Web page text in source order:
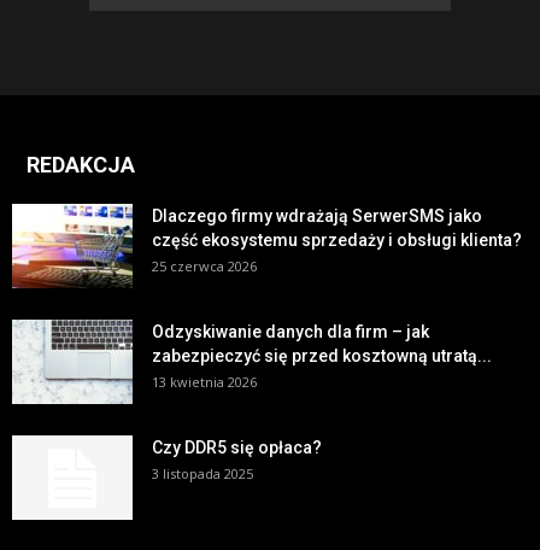
REDAKCJA
Dlaczego firmy wdrażają SerwerSMS jako
część ekosystemu sprzedaży i obsługi klienta?
25 czerwca 2026
Odzyskiwanie danych dla firm – jak
zabezpieczyć się przed kosztowną utratą...
13 kwietnia 2026
Czy DDR5 się opłaca?
3 listopada 2025